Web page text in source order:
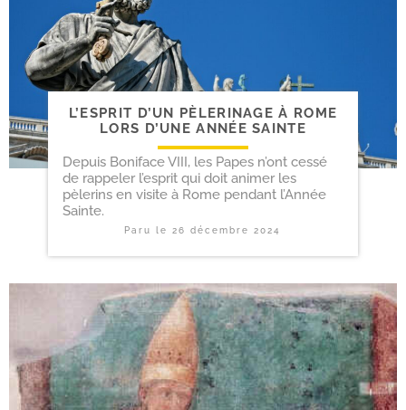
L’ESPRIT D’UN PÈLERINAGE À ROME
LORS D’UNE ANNÉE SAINTE
Depuis Boniface VIII, les Papes n’ont cessé
de rappeler l’esprit qui doit animer les
pèlerins en visite à Rome pendant l’Année
Sainte.
Paru le26 décembre 2024